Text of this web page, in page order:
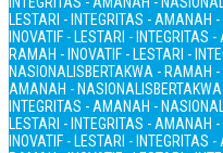
LESTARI - INTEGRITAS - AMANAH
INOVATIF - LESTARI - INTEGRITAS
RAMAH - INOVATIF - LESTARI -
NASIONALISBERTAKWA - RAMAH
AMANAH - NASIONALIS
INTEGRITAS - AMANAH -
LESTARI - INTEGRITAS - AMANAH
INOVATIF - LESTARI - INTEGRITAS